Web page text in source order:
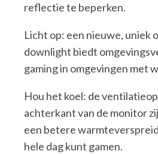
reflectie te beperken.
Licht op: een nieuwe, uniek
downlight biedt
gaming in omgevingen met
Hou het koel: de
achterkant van de monitor
een betere
hele dag kunt gamen.